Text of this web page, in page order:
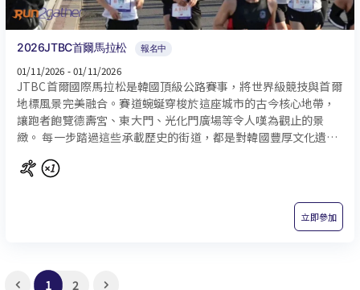
2026JTBC首爾馬拉松 報名中
01/11/2026 - 01/11/2026
JTBC首爾國際馬拉松是韓國頂級公路賽事，將世界級競技與首爾
地標風景完美融合。賽道蜿蜒穿梭於這座城市的古今核心地帶，
讓跑者飽覽德壽宮、東大門、光化門廣場等令人嘆為觀止的景
緻。 每一步踏過這些承載歷史的街道，都是對韓國豐厚文化遺產
情餘韻。
立即參加
1 2